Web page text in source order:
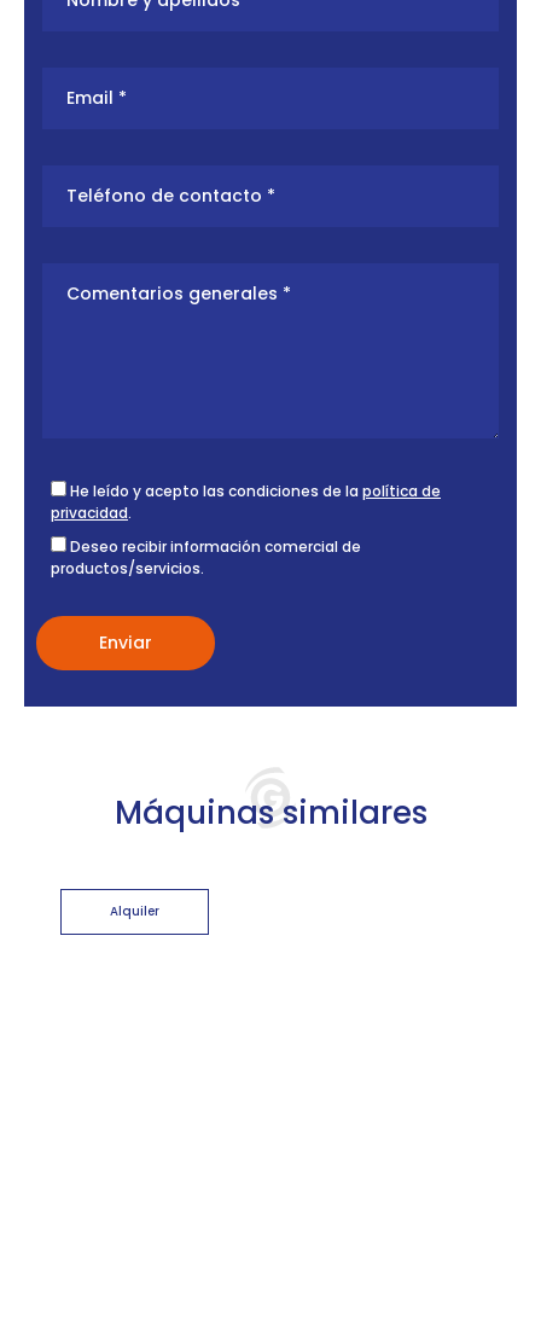
He leído y acepto las condiciones de la política de
privacidad.
Deseo recibir información comercial de
productos/servicios.
Máquinas similares
Alquiler